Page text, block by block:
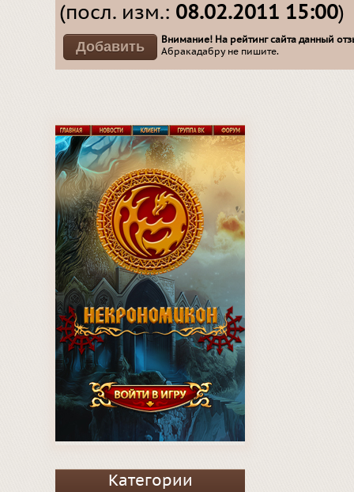
(посл. изм.: 08.02.2011 15:00)
Внимание! На рейтинг сайта данный
Абракадабру не пишите.
Категории